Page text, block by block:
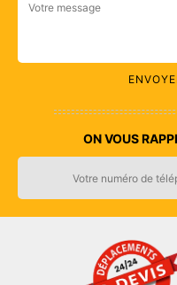
ON VOUS